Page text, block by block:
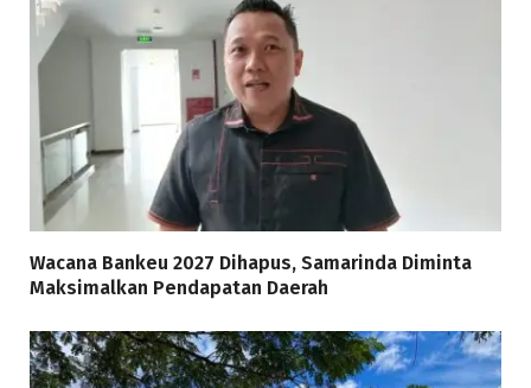
Wacana Bankeu 2027 Dihapus, Samarinda Diminta
Maksimalkan Pendapatan Daerah